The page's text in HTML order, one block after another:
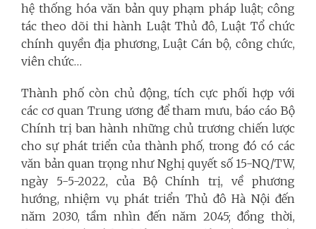
hệ thống hóa văn bản quy phạm pháp luật; công
tác theo dõi thi hành Luật Thủ đô, Luật Tổ chức
chính quyền địa phương, Luật Cán bộ, công chức,
viên chức…
Thành phố còn chủ động, tích cực phối hợp với
các cơ quan Trung ương để tham mưu, báo cáo Bộ
Chính trị ban hành những chủ trương chiến lược
cho sự phát triển của thành phố, trong đó có các
văn bản quan trọng như Nghị quyết số 15-NQ/TW,
ngày 5-5-2022, của Bộ Chính trị, về phương
hướng, nhiệm vụ phát triển Thủ đô Hà Nội đến
năm 2030, tầm nhìn đến năm 2045; đồng thời,